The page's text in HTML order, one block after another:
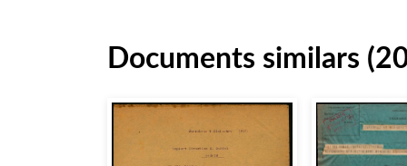
Documents similars